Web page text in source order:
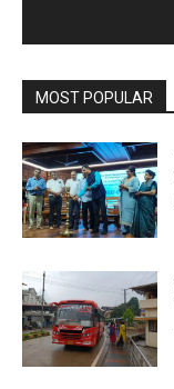
MOST POPULAR